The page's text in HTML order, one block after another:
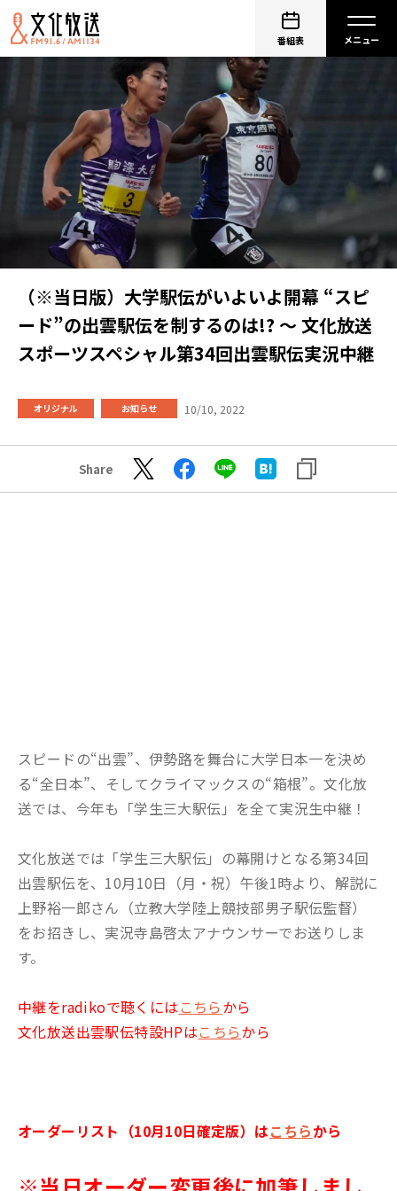
番組表
（※当日版）大学駅伝がいよいよ開幕 “スピ
ード”の出雲駅伝を制するのは!? ～ 文化放送
スポーツスペシャル第34回出雲駅伝実況中継
オリジナル お知らせ 10/10, 2022
Share
スピードの“出雲”、伊勢路を舞台に大学日本一を決め
る“全日本”、そしてクライマックスの“箱根”。文化放
送では、今年も「学生三大駅伝」を全て実況生中継！
文化放送では「学生三大駅伝」の幕開けとなる第34回
出雲駅伝を、10月10日（月・祝）午後1時より、解説に
上野裕一郎さん（立教大学陸上競技部男子駅伝監督）
をお招きし、実況寺島啓太アナウンサーでお送りしま
す。
中継をradikoで聴くには こちらから
文化放送出雲駅伝特設HPはこちらから
オーダーリスト（10月10日確定版）はこちらから